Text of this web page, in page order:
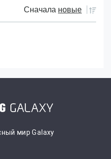
Сначала новые
мир Galaxy